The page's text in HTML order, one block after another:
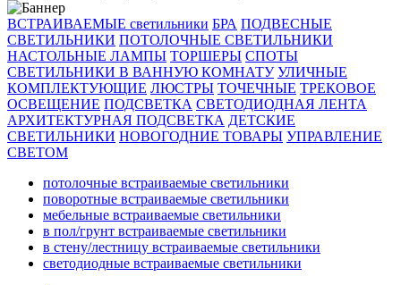
ВСТРАИВАЕМЫЕ светильники БРА ПОДВЕСНЫЕ
СВЕТИЛЬНИКИ ПОТОЛОЧНЫЕ СВЕТИЛЬНИКИ
НАСТОЛЬНЫЕ ЛАМПЫ ТОРШЕРЫ СПОТЫ
СВЕТИЛЬНИКИ В ВАННУЮ КОМНАТУ УЛИЧНЫЕ
КОМПЛЕКТУЮЩИЕ ЛЮСТРЫ ТОЧЕЧНЫЕ ТРЕКОВОЕ
ОСВЕЩЕНИЕ ПОДСВЕТКА СВЕТОДИОДНАЯ ЛЕНТА
АРХИТЕКТУРНАЯ ПОДСВЕТКА ДЕТСКИЕ
СВЕТИЛЬНИКИ НОВОГОДНИЕ ТОВАРЫ УПРАВЛЕНИЕ
СВЕТОМ
потолочные встраиваемые светильники
поворотные встраиваемые светильники
мебельные встраиваемые светильники
в пол/грунт встраиваемые светильники
в стену/лестницу встраиваемые светильники
светодиодные встраиваемые светильники